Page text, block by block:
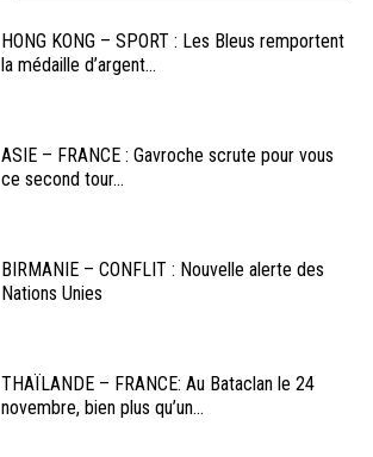
HONG KONG – SPORT : Les Bleus remportent
la médaille d’argent...
ASIE – FRANCE : Gavroche scrute pour vous
ce second tour...
BIRMANIE – CONFLIT : Nouvelle alerte des
Nations Unies
THAÏLANDE – FRANCE: Au Bataclan le 24
novembre, bien plus qu’un...